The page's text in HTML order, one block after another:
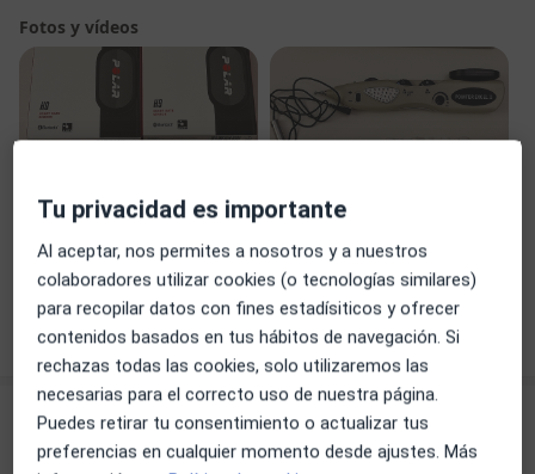
Fotos y vídeos
Ver galería (17)
Mostrar más detalles
sobre la experiencia
Novedades
Enrique Valenciano Montellano
Tu privacidad es importante
Al aceptar, nos permites a nosotros y a nuestros
colaboradores utilizar cookies (o tecnologías similares)
para recopilar datos con fines estadísiticos y ofrecer
contenidos basados en tus hábitos de navegación. Si
rechazas todas las cookies, solo utilizaremos las
necesarias para el correcto uso de nuestra página.
Puedes retirar tu consentimiento o actualizar tus
preferencias en cualquier momento desde ajustes. Más